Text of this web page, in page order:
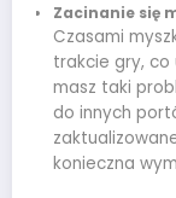
Zacinanie się
Czasami
trakcie gry, co
masz taki
do innych
konieczna